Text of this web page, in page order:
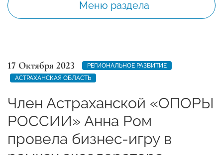
Меню раздела
17 Октября 2023
РЕГИОНАЛЬНОЕ РАЗВИТИЕ
АСТРАХАНСКАЯ ОБЛАСТЬ
Член Астраханской «ОПОРЫ
РОССИИ» Анна Ром
провела бизнес-игру в